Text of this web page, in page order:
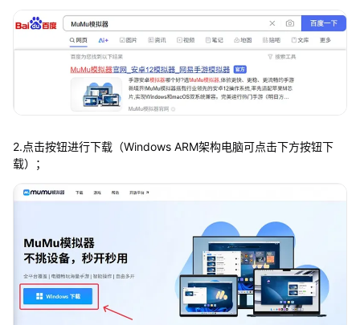
2.点击按钮进行下载（Windows ARM架构电脑可点击下方按钮下
载）；